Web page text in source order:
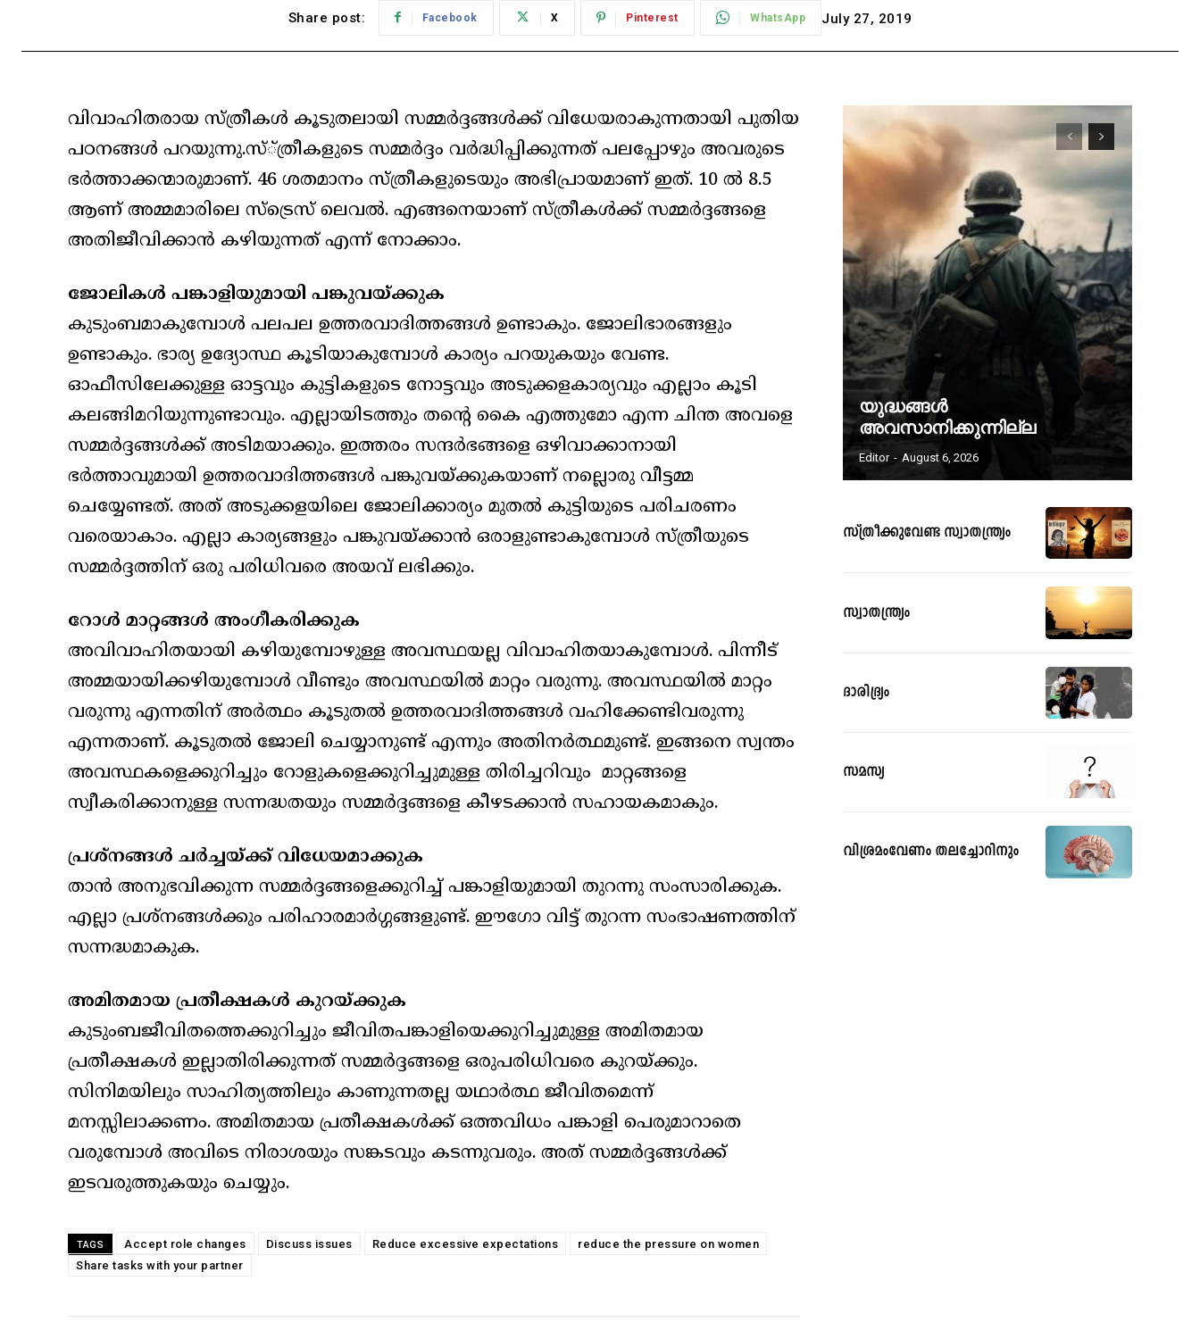
Share post: Facebook X Pinterest WhatsApp July 27, 2019
വിവാഹിതരായ സ്ത്രീകള്‍ കൂടുതലായി സമ്മര്‍ദ്ദങ്ങള്‍ക്ക് വിധേയരാകുന്നതായി പുതിയ
പഠനങ്ങള്‍ പറയുന്നു.സ്്ത്രീകളുടെ സമ്മര്‍ദ്ദം വര്‍ദ്ധിപ്പിക്കുന്നത് പലപ്പോഴും അവരുടെ
ഭര്‍ത്താക്കന്മാരുമാണ്. 46 ശതമാനം സ്ത്രീകളുടെയും അഭിപ്രായമാണ് ഇത്. 10 ല്‍ 8.5
ആണ് അമ്മമാരിലെ സ്‌ട്രെസ് ലെവല്‍. എങ്ങനെയാണ് സ്ത്രീകള്‍ക്ക് സമ്മര്‍ദ്ദങ്ങളെ
അതിജീവിക്കാന്‍ കഴിയുന്നത് എന്ന് നോക്കാം.
ജോലികള്‍ പങ്കാളിയുമായി പങ്കുവയ്ക്കുക
കുടുംബമാകുമ്പോള്‍ പലപല ഉത്തരവാദിത്തങ്ങള്‍ ഉണ്ടാകും. ജോലിഭാരങ്ങളും
ഉണ്ടാകും. ഭാര്യ ഉദ്യോസ്ഥ കൂടിയാകുമ്പോള്‍ കാര്യം പറയുകയും വേണ്ട.
ഓഫീസിലേക്കുള്ള ഓട്ടവും കുട്ടികളുടെ നോട്ടവും അടുക്കളകാര്യവും എല്ലാം കൂടി
കലങ്ങിമറിയുന്നുണ്ടാവും. എല്ലായിടത്തും തന്റെ കൈ എത്തുമോ എന്ന ചിന്ത അവളെ
സമ്മര്‍ദ്ദങ്ങള്‍ക്ക് അടിമയാക്കും. ഇത്തരം സന്ദര്‍ഭങ്ങളെ ഒഴിവാക്കാനായി
ഭര്‍ത്താവുമായി ഉത്തരവാദിത്തങ്ങള്‍ പങ്കുവയ്ക്കുകയാണ് നല്ലൊരു വീട്ടമ്മ
ചെയ്യേണ്ടത്. അത് അടുക്കളയിലെ ജോലിക്കാര്യം മുതല്‍ കുട്ടിയുടെ പരിചരണം
വരെയാകാം. എല്ലാ കാര്യങ്ങളും പങ്കുവയ്ക്കാന്‍ ഒരാളുണ്ടാകുമ്പോള്‍ സ്ത്രീയുടെ
സമ്മര്‍ദ്ദത്തിന് ഒരു പരിധിവരെ അയവ് ലഭിക്കും.
റോള്‍ മാറ്റങ്ങള്‍ അംഗീകരിക്കുക
അവിവാഹിതയായി കഴിയുമ്പോഴുള്ള അവസ്ഥയല്ല വിവാഹിതയാകുമ്പോള്‍. പിന്നീട്
അമ്മയായിക്കഴിയുമ്പോള്‍ വീണ്ടും അവസ്ഥയില്‍ മാറ്റം വരുന്നു. അവസ്ഥയില്‍ മാറ്റം
വരുന്നു എന്നതിന് അര്‍ത്ഥം കൂടുതല്‍ ഉത്തരവാദിത്തങ്ങള്‍ വഹിക്കേണ്ടിവരുന്നു
എന്നതാണ്. കൂടുതല്‍ ജോലി ചെയ്യാനുണ്ട് എന്നും അതിനര്‍ത്ഥമുണ്ട്. ഇങ്ങനെ സ്വന്തം
അവസ്ഥകളെക്കുറിച്ചും റോളുകളെക്കുറിച്ചുമുള്ള തിരിച്ചറിവും മാറ്റങ്ങളെ
സ്വീകരിക്കാനുള്ള സന്നദ്ധതയും സമ്മര്‍ദ്ദങ്ങളെ കീഴടക്കാന്‍ സഹായകമാകും.
പ്രശ്‌നങ്ങള്‍ ചര്‍ച്ചയ്ക്ക് വിധേയമാക്കുക
താന്‍ അനുഭവിക്കുന്ന സമ്മര്‍ദ്ദങ്ങളെക്കുറിച്ച് പങ്കാളിയുമായി തുറന്നു സംസാരിക്കുക.
എല്ലാ പ്രശ്‌നങ്ങള്‍ക്കും പരിഹാരമാര്‍ഗ്ഗങ്ങളുണ്ട്. ഈഗോ വിട്ട് തുറന്ന സംഭാഷണത്തിന്
സന്നദ്ധമാകുക.
അമിതമായ പ്രതീക്ഷകള്‍ കുറയ്ക്കുക
കുടുംബജീവിതത്തെക്കുറിച്ചും ജീവിതപങ്കാളിയെക്കുറിച്ചുമുള്ള അമിതമായ
പ്രതീക്ഷകള്‍ ഇല്ലാതിരിക്കുന്നത് സമ്മര്‍ദ്ദങ്ങളെ ഒരുപരിധിവരെ കുറയ്ക്കും.
സിനിമയിലും സാഹിത്യത്തിലും കാണുന്നതല്ല യഥാര്‍ത്ഥ ജീവിതമെന്ന്
മനസ്സിലാക്കണം. അമിതമായ പ്രതീക്ഷകള്‍ക്ക് ഒത്തവിധം പങ്കാളി പെരുമാറാതെ
വരുമ്പോള്‍ അവിടെ നിരാശയും സങ്കടവും കടന്നുവരും. അത് സമ്മര്‍ദ്ദങ്ങള്‍ക്ക്
ഇടവരുത്തുകയും ചെയ്യും.
TAGS Accept role changes Discuss issues Reduce excessive expectations
reduce the pressure on women
Share tasks with your partner
യുദ്ധങ്ങൾ
അവസാനിക്കുന്നില്ല
Editor - August 6, 2026
സ്ത്രീക്കുവേണ്ട സ്വാതന്ത്ര്യം
സ്വാതന്ത്ര്യം
ദാരിദ്ര്യം
സമസ്യ
വിശ്രമംവേണം തലച്ചോറിനും